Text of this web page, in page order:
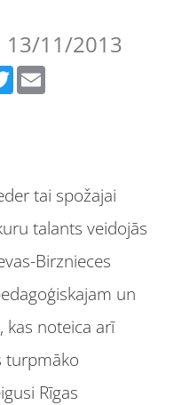
13/11/2013
Twitter
tai spožajai
talants veidojās
Birznieces
un
kas noteica arī
turpmāko
Rīgas